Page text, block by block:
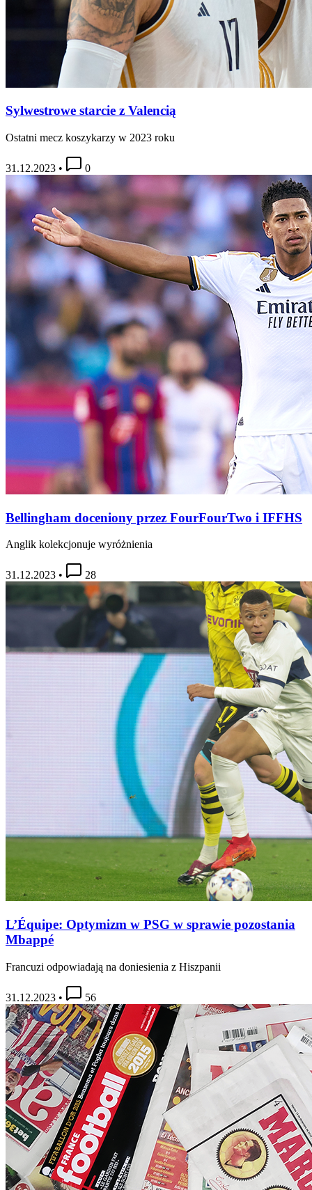
Sylwestrowe starcie z Valencią
Ostatni mecz koszykarzy w 2023 roku
31.12.2023 • 0
Bellingham doceniony przez FourFourTwo i IFFHS
Anglik kolekcjonuje wyróżnienia
31.12.2023 • 28
L’Équipe: Optymizm w PSG w sprawie pozostania
Mbappé
Francuzi odpowiadają na doniesienia z Hiszpanii
31.12.2023 • 56